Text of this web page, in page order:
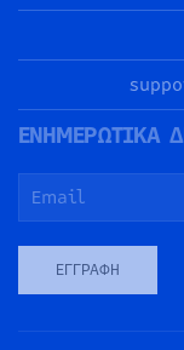
ΕΝΗΜΕΡΩΤΙΚΑ
ΕΓΓΡΑΦΉ